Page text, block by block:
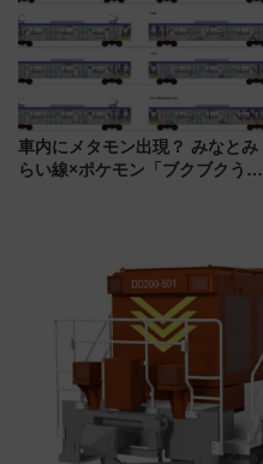
車内にメタモン出現？ みなとみ
らい線×ポケモン「ブクブクうみ